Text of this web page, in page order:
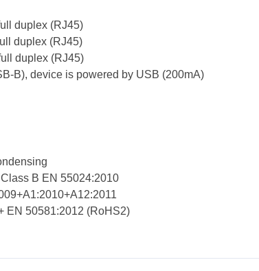
(RJ45)
(RJ45)
(RJ45)
device is powered by USB (200mA)
B EN 55024:2010
50581:2012 (RoHS2)